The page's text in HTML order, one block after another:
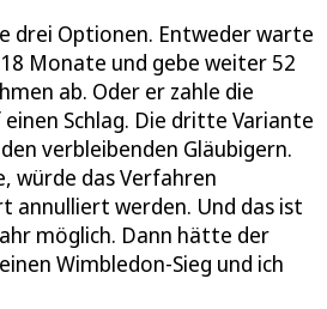
drei Optionen. Entweder warte
Monate und gebe weiter 52
ab. Oder er zahle die
Schlag. Die dritte Variante
verbleibenden Gläubigern.
würde das Verfahren
annulliert werden. Und das ist
möglich. Dann hätte der
Wimbledon-Sieg und ich